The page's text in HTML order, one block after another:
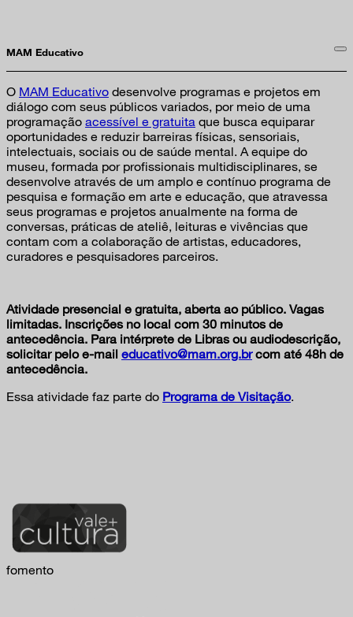
MAM Educativo
O MAM Educativo desenvolve programas e projetos em
diálogo com seus públicos variados, por meio de uma
programação acessível e gratuita que busca equiparar
oportunidades e reduzir barreiras físicas, sensoriais,
intelectuais, sociais ou de saúde mental. A equipe do
museu, formada por profissionais multidisciplinares, se
desenvolve através de um amplo e contínuo programa de
pesquisa e formação em arte e educação, que atravessa
seus programas e projetos anualmente na forma de
conversas, práticas de ateliê, leituras e vivências que
contam com a colaboração de artistas, educadores,
curadores e pesquisadores parceiros.
Atividade presencial e gratuita, aberta ao público. Vagas
limitadas. Inscrições no local com 30 minutos de
antecedência. Para intérprete de Libras ou audiodescrição,
solicitar pelo e-mail educativo@mam.org.brcom até 48h de
antecedência.
Essa atividade faz parte do Programa de Visitação.
fomento